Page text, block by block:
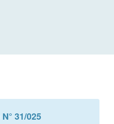
N° 31/025